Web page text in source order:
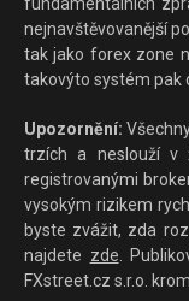
fundamentálních
nejnavštěvovanější
tak jako forex zone
takovýto systém pak
Upozornění:
trzích a neslouží v
registrovanými
vysokým rizikem
byste zvážit, zda
najdete zde.
FXstreet.cz s.r.o.